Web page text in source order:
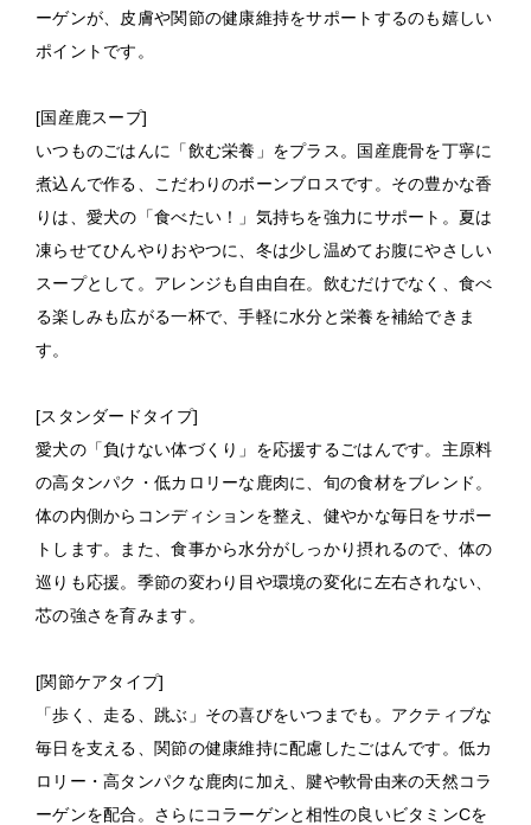
ーゲンが、皮膚や関節の健康維持をサポートするのも嬉しい
ポイントです。
[国産鹿スープ]
いつものごはんに「飲む栄養」をプラス。国産鹿骨を丁寧に
煮込んで作る、こだわりのボーンブロスです。その豊かな香
りは、愛犬の「食べたい！」気持ちを強力にサポート。夏は
凍らせてひんやりおやつに、冬は少し温めてお腹にやさしい
スープとして。アレンジも自由自在。飲むだけでなく、食べ
る楽しみも広がる一杯で、手軽に水分と栄養を補給できま
す。
[スタンダードタイプ]
愛犬の「負けない体づくり」を応援するごはんです。主原料
の高タンパク・低カロリーな鹿肉に、旬の食材をブレンド。
体の内側からコンディションを整え、健やかな毎日をサポー
トします。また、食事から水分がしっかり摂れるので、体の
巡りも応援。季節の変わり目や環境の変化に左右されない、
芯の強さを育みます。
[関節ケアタイプ]
「歩く、走る、跳ぶ」その喜びをいつまでも。アクティブな
毎日を支える、関節の健康維持に配慮したごはんです。低カ
ロリー・高タンパクな鹿肉に加え、腱や軟骨由来の天然コラ
ーゲンを配合。さらにコラーゲンと相性の良いビタミンCを